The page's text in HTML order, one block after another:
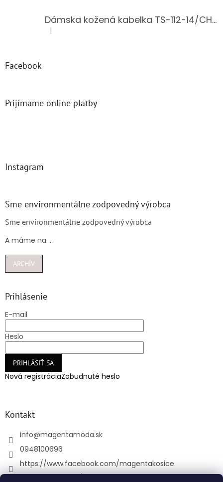
Dámska kožená kabelka TS-112-14/CHOCO
Hodnotenie produktu je 5 z 5 hviezdičiek.
|
Facebook
Prijímame online platby
Instagram
Sme environmentálne zodpovedný výrobca
Sme environmentálne zodpovedný výrobca
A máme na ...
ARCHÍV
Prihlásenie
E-mail
Heslo
PRIHLÁSIŤ SA
Nová registráciaZabudnuté heslo
Kontakt
info@magentamoda.sk
0948100696
https://www.facebook.com/magentakosice